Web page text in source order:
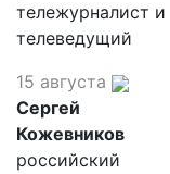
тележурналист и
телеведущий
15 августа
Сергей
Кожевников
российский